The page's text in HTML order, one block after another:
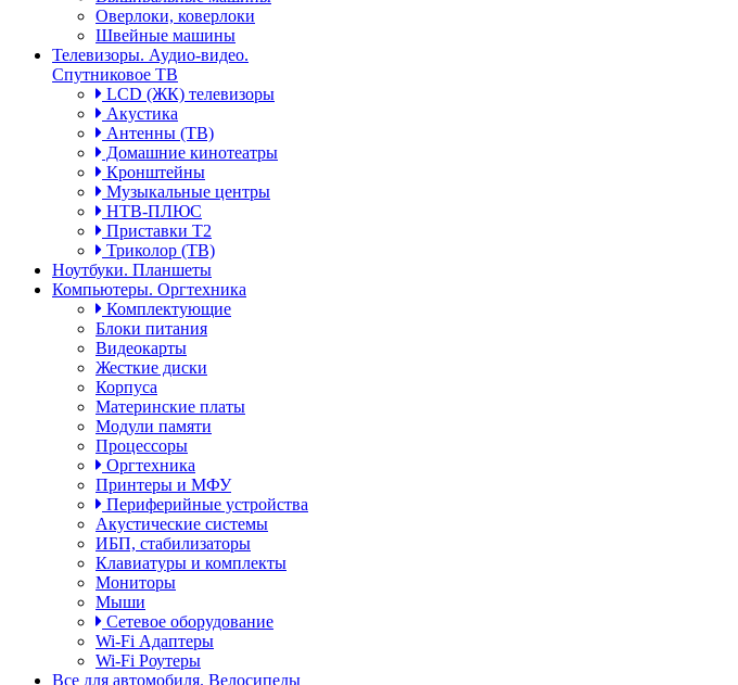
Оверлоки, коверлоки
Швейные машины
Телевизоры. Аудио-видео.
Спутниковое ТВ
LCD (ЖК) телевизоры
Акустика
Антенны (ТВ)
Домашние кинотеатры
Кронштейны
Музыкальные центры
НТВ-ПЛЮС
Приставки Т2
Триколор (ТВ)
Ноутбуки. Планшеты
Компьютеры. Оргтехника
Комплектующие
Блоки питания
Видеокарты
Жесткие диски
Корпуса
Материнские платы
Модули памяти
Процессоры
Оргтехника
Принтеры и МФУ
Периферийные устройства
Акустические системы
ИБП, стабилизаторы
Клавиатуры и комплекты
Мониторы
Мыши
Сетевое оборудование
Wi-Fi Адаптеры
Wi-Fi Роутеры
Все для автомобиля. Велосипеды